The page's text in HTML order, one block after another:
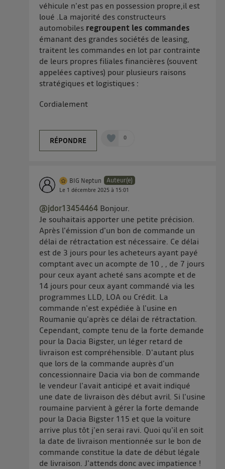
véhicule n'est pas en possession propre,il est
loué .La majorité des constructeurs
automobiles regroupent les commandes
émanant des grandes sociétés de leasing,
traitent les commandes en lot par contrainte
de leurs propres filiales financières (souvent
appelées captives) pour plusieurs raisons
stratégiques et logistiques :
Cordialement
RÉPONDRE 0
BIG Neptun Auteur(e)
Le 1 décembre 2025 à 15:01
@jdor13454464 Bonjour.
Je souhaitais apporter une petite précision.
Après l'émission d'un bon de commande un
délai de rétractation est nécessaire. Ce délai
est de 3 jours pour les acheteurs ayant payé
comptant avec un acompte de 10 , , de 7 jours
pour ceux ayant acheté sans acompte et de
14 jours pour ceux ayant commandé via les
programmes LLD, LOA ou Crédit. La
commande n'est expédiée à l'usine en
Roumanie qu'après ce délai de rétractation.
Cependant, compte tenu de la forte demande
pour la Dacia Bigster, un léger retard de
livraison est compréhensible. D'autant plus
que lors de la commande auprès d'un
concessionnaire Dacia via bon de commande
le vendeur l'avait anticipé et avait indiqué
une date de livraison dès début avril. Si l'usine
roumaine parvient à gérer la forte demande
pour la Dacia Bigster 115 et que la voiture
arrive plus tôt j'en serai ravi. Quoi qu'il en soit
la date de livraison mentionnée sur le bon de
commande constitue la date de début légale
de livraison. J'attends donc avec impatience !